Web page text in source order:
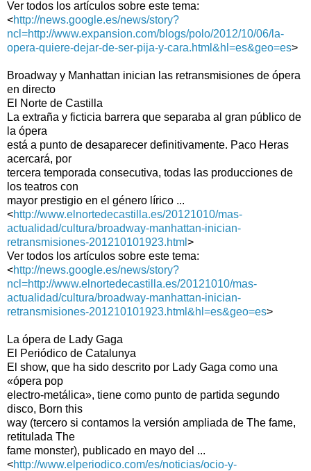
Ver todos los artículos sobre este tema:
<http://news.google.es/news/story?
ncl=http://www.expansion.com/blogs/polo/2012/10/06/la-
opera-quiere-dejar-de-ser-pija-y-cara.html&hl=es&geo=es>
Broadway y Manhattan inician las retransmisiones de ópera
en directo
El Norte de Castilla
La extraña y ficticia barrera que separaba al gran público de
la ópera
está a punto de desaparecer definitivamente. Paco Heras
acercará, por
tercera temporada consecutiva, todas las producciones de
los teatros con
mayor prestigio en el género lírico ...
<http://www.elnortedecastilla.es/20121010/mas-
actualidad/cultura/broadway-manhattan-inician-
retransmisiones-201210101923.html >
Ver todos los artículos sobre este tema:
<http://news.google.es/news/story?
ncl=http://www.elnortedecastilla.es/20121010/mas-
actualidad/cultura/broadway-manhattan-inician-
retransmisiones-201210101923.html&hl=es&geo=es>
La ópera de Lady Gaga
El Periódico de Catalunya
El show, que ha sido descrito por Lady Gaga como una
«ópera pop
electro-metálica», tiene como punto de partida segundo
disco, Born this
way (tercero si contamos la versión ampliada de The fame,
retitulada The
fame monster), publicado en mayo del ...
<http://www.elperiodico.com/es/noticias/ocio-y-